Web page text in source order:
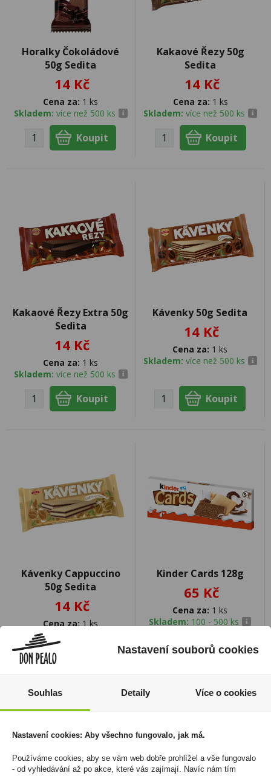
Horalky Čokoládové
50g Sedita
14 Kč
Cena za: 1 ks
Skladem: více než 500 ks
Kakaové Řezy 50g
Sedita
14 Kč
Cena za: 1 ks
Skladem: více než 500 ks
Kakaové Řezy Extra 50g
Sedita
14 Kč
Cena za: 1 ks
Skladem: více než 500 ks
Kávenky 50g Sedita
14 Kč
Cena za: 1 ks
Skladem: více než 500 ks
Kávenky Cappuccino
50g Sedita
14 Kč
Cena za:1 ks
Skladem:
Kinder Cards 128g
65 Kč
Cena za: 1 ks
Skladem: 100 - 500 ks
Nastavení souborů cookies
Souhlas Detaily Více o cookies
Nastavení cookies: Aby všechno fungovalo, jak má.
Používáme cookies, aby se vám web dobře prohlížel a vše fungovalo
- od vyhledávání až po akce, které vás zajímají. Navíc nám tím